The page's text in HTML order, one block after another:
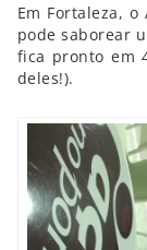
Em Fortaleza,
pode saborear
fica pronto em
deles!).